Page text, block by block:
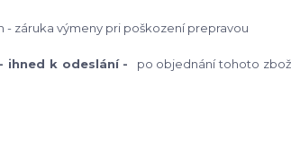
- záruka výmeny pri poškození prepravou
- ihned k odeslání - po objednání tohoto